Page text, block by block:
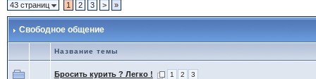
43 страниц 1 2 3 > »
Свободное общение
Название темы
Бросить курить ? Легко ! 1 2 3